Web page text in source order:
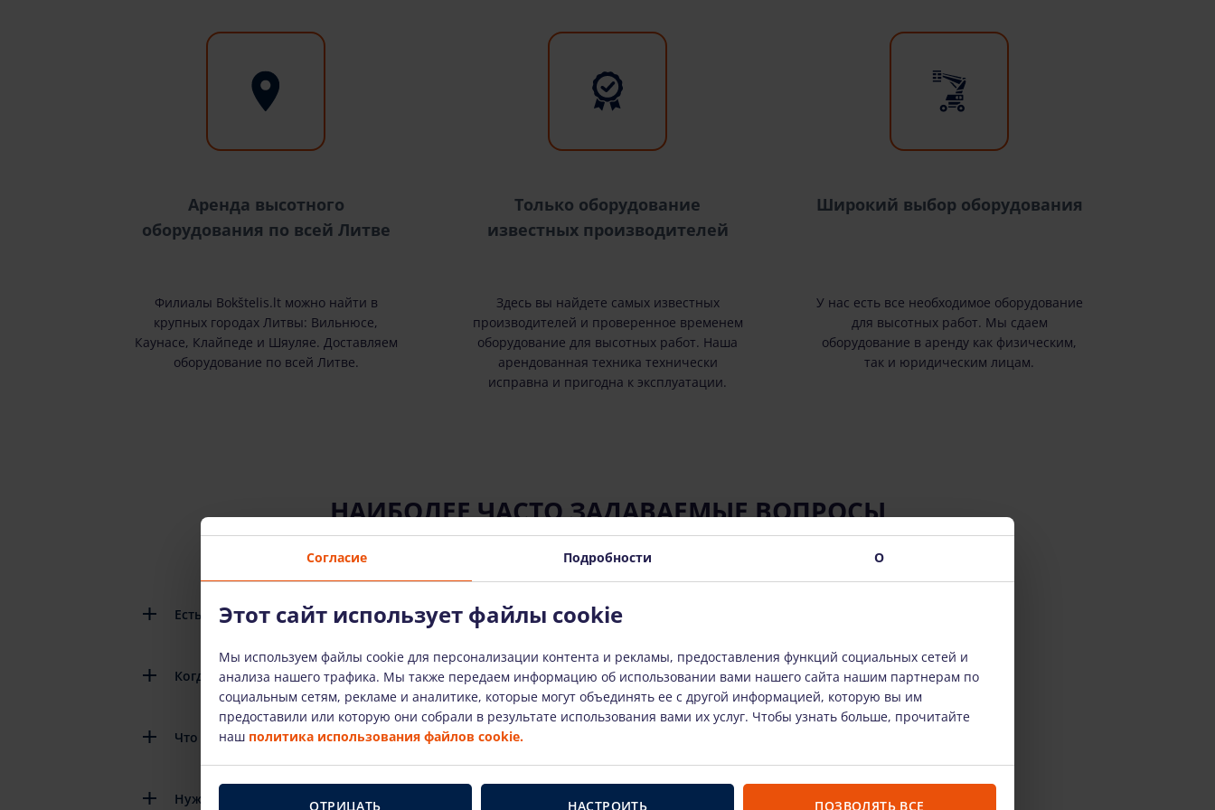
Аренда высотного
оборудования по всей Литве
Филиалы Bokštelis.lt можно найти в
крупных городах Литвы: Вильнюсе,
Каунасе, Клайпеде и Шяуляе. Доставляем
оборудование по всей Литве.
Только оборудование
известных производителей
Здесь вы найдете самых известных
производителей и проверенное временем
оборудование для высотных работ. Наша
арендованная техника технически
исправна и пригодна к эксплуатации.
Широкий выбор оборудования
У нас есть все необходимое оборудование
для высотных работ. Мы сдаем
оборудование в аренду как физическим,
так и юридическим лицам.
НАИБОЛЕЕ ЧАСТО ЗАДАВАЕМЫЕ ВОПРОСЫ
Есть ли подробные инструкции по использованию арендованного оборудования?
Когда мне нужно вернуть арендованное оборудование?
Что произойдет, если арендованное оборудование сломается?
Нужно ли платить за топливо, которое вы используете?
Согласие Подробности О
Этот сайт использует файлы cookie
Мы используем файлы cookie для персонализации контента и рекламы, предоставления функций социальных сетей и
анализа нашего трафика. Мы также передаем информацию об использовании вами нашего сайта нашим партнерам по
социальным сетям, рекламе и аналитике, которые могут объединять ее с другой информацией, которую вы им
предоставили или которую они собрали в результате использования вами их услуг. Чтобы узнать больше, прочитайте
наш политика использования файлов cookie.
ОТРИЦАТЬ НАСТРОИТЬ ПОЗВОЛЯТЬ ВСЕ